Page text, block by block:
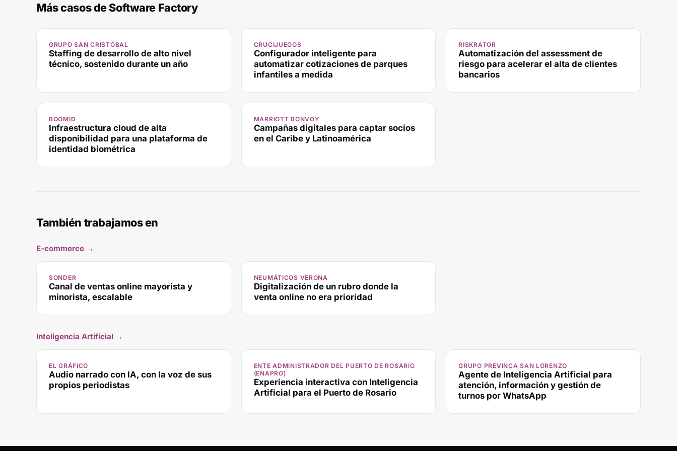
Más casos deSoftware Factory
GRUPO SAN CRISTÓBAL
Staffing de desarrollo de alto nivel
técnico, sostenido durante un año
CRUCIJUEGOS
Configurador inteligente para
automatizar cotizaciones de parques
infantiles a medida
RISKRATOR
Automatización del assessment de
riesgo para acelerar el alta de clientes
bancarios
BOOMID
Infraestructura cloud de alta
disponibilidad para una plataforma de
identidad biométrica
MARRIOTT BONVOY
Campañas digitales para captar socios
en el Caribe y Latinoamérica
También trabajamos en
E-commerce →
SONDER
Canal de ventas online mayorista y
minorista, escalable
NEUMÁTICOS VERONA
Digitalización de un rubro donde la
venta online no era prioridad
Inteligencia Artificial →
EL GRÁFICO
Audio narrado con IA, con la voz de sus
propios periodistas
ENTE ADMINISTRADOR DEL PUERTO DE ROSARIO
(ENAPRO)
Experiencia interactiva con Inteligencia
Artificial para el Puerto de Rosario
GRUPO PREVINCA SAN LORENZO
Agente de Inteligencia Artificial para
atención, información y gestión de
turnos por WhatsApp